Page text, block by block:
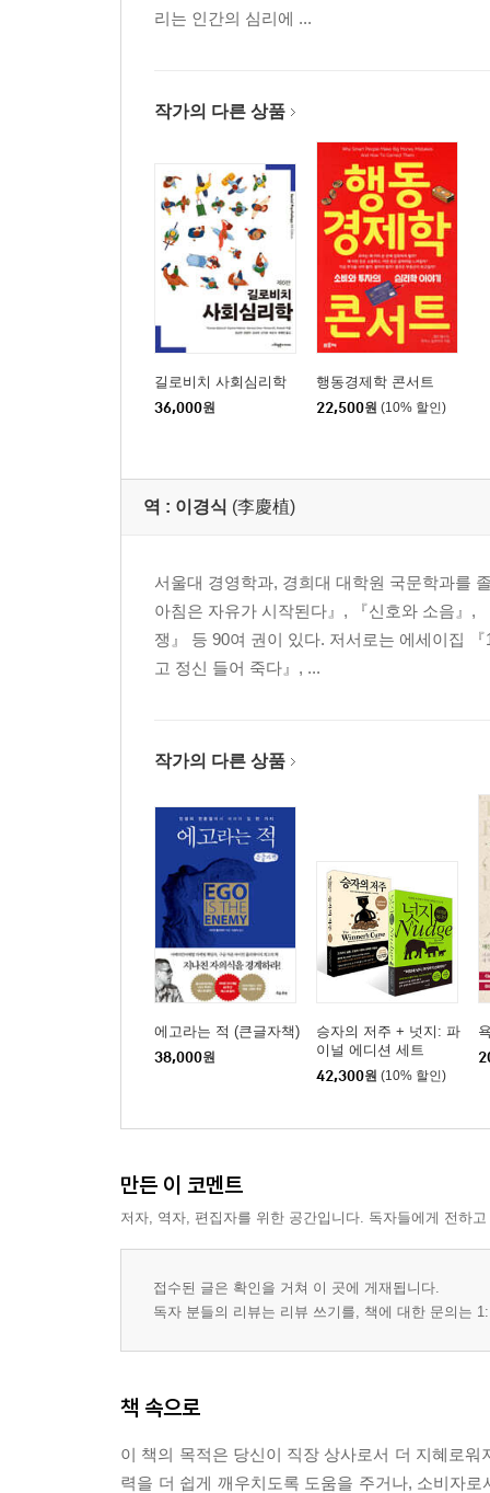
리는 인간의 심리에 ...
작가의 다른 상품
길로비치 사회심리학
36,000원
행동경제학 콘서트
22,500원 (10% 할인)
역 : 이경식 (李慶植)
서울대 경영학과, 경희대 대학원 국문학과를
아침은 자유가 시작된다』, 『신호와 소음』,
쟁』 등 90여 권이 있다. 저서로는 에세이집
고 정신 들어 죽다』, ...
작가의 다른 상품
에고라는 적 (큰글자책)
38,000원
승자의 저주 + 넛지: 파
이널 에디션 세트
42,300원 (10% 할인)
만든 이 코멘트
저자, 역자, 편집자를 위한 공간입니다. 독자들에게 전하
접수된 글은 확인을 거쳐 이 곳에 게재됩니다.
독자 분들의 리뷰는 리뷰 쓰기를, 책에 대한 문의는
책 속으로
이 책의 목적은 당신이 직장 상사로서 더 지혜로
력을 더 쉽게 깨우치도록 도움을 주거나, 소비자